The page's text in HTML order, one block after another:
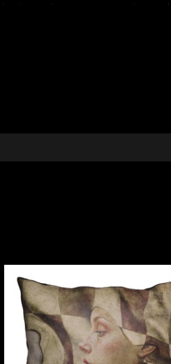
Asemenea unui
Tapet, textile si